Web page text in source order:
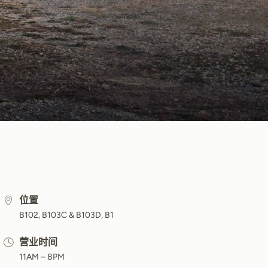
位置
B102, B103C & B103D, B1
营业时间
11AM – 8PM